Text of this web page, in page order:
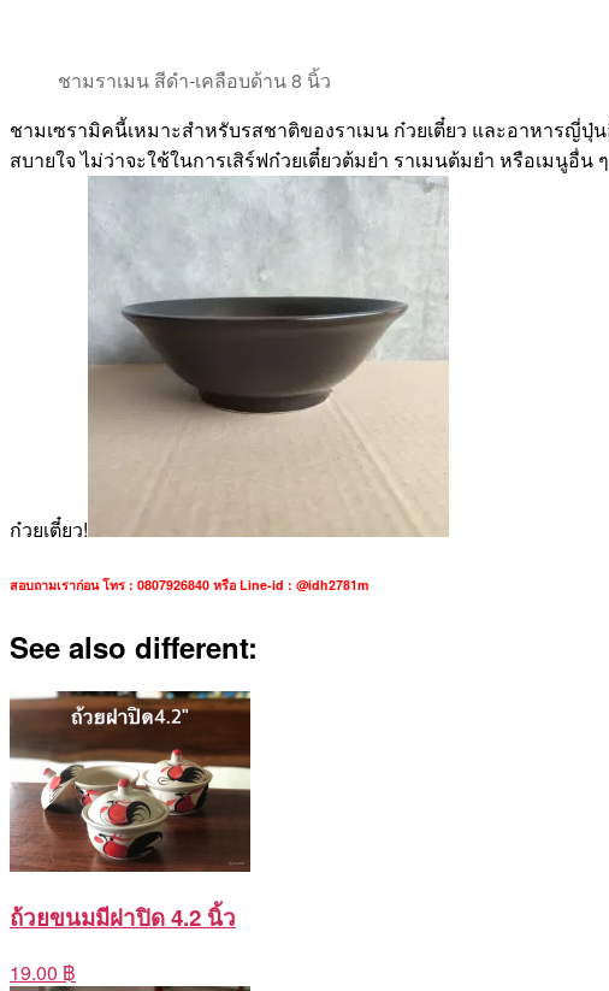
ชามราเมน สีดำ-เคลือบด้าน 8 นิ้ว
ชามเซรามิคนี้เหมาะสำหรับรสชาติของราเมน ก๋วยเตี๋ยว และอาหารญี่
สบายใจ ไม่ว่าจะใช้ในการเสิร์ฟก๋วยเตี๋ยวต้มยำ ราเมนต้มยำ หรือเมนู
ก๋วยเตี๋ยว!
สอบถามเราก่อน โทร : 0807926840 หรือ Line-id : @idh2781m
See also different:
ถ้วยขนมมีฝาปิด 4.2 นิ้ว
19.00 ฿